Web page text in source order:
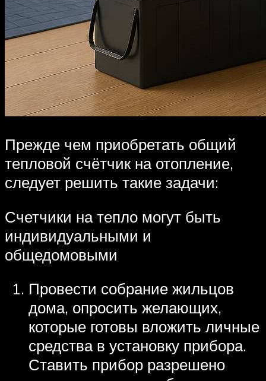
Прежде чем приобретать общий
тепловой счётчик на отопление,
следует решить такие задачи:
Счетчики на тепло могут быть
индивидуальными и
общедомовыми
Провести собрание жильцов
дома, опросить желающих,
которые готовы вложить личные
средства в установку прибора.
Ставить прибор разрешено